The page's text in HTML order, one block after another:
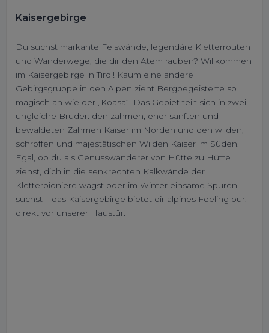
Kaisergebirge
Du suchst markante Felswände, legendäre Kletterrouten
und Wanderwege, die dir den Atem rauben? Willkommen
im Kaisergebirge in Tirol! Kaum eine andere
Gebirgsgruppe in den Alpen zieht Bergbegeisterte so
magisch an wie der „Koasa“. Das Gebiet teilt sich in zwei
ungleiche Brüder: den zahmen, eher sanften und
bewaldeten Zahmen Kaiser im Norden und den wilden,
schroffen und majestätischen Wilden Kaiser im Süden.
Egal, ob du als Genusswanderer von Hütte zu Hütte
ziehst, dich in die senkrechten Kalkwände der
Kletterpioniere wagst oder im Winter einsame Spuren
suchst – das Kaisergebirge bietet dir alpines Feeling pur,
direkt vor unserer Haustür.